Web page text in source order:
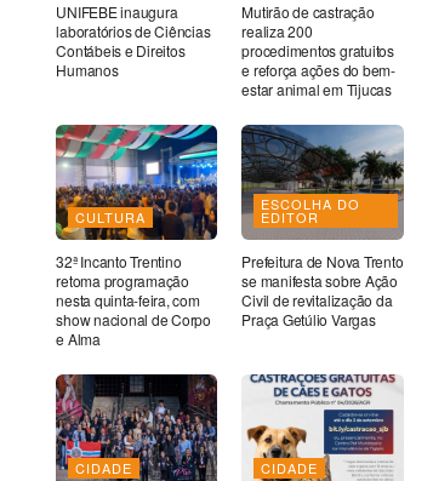
UNIFEBE inaugura
laboratórios de Ciências
Contábeis e Direitos
Humanos
Mutirão de castração
realiza 200
procedimentos gratuitos
e reforça ações do bem-
estar animal em Tijucas
CULTURA
32ª Incanto Trentino
retoma programação
nesta quinta-feira, com
show nacional de Corpo
e Alma
ESCOLHA DO
EDITOR
Prefeitura de Nova Trento
se manifesta sobre Ação
Civil de revitalização da
Praça Getúlio Vargas
CIDADE CIDADE